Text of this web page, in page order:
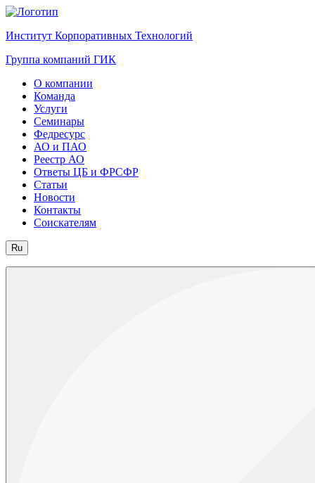
Институт Корпоративных Технологий
Группа компаний ГИК
О компании
Команда
Услуги
Семинары
Федресурс
АО и ПАО
Реестр АО
Ответы ЦБ и ФРСФР
Статьи
Новости
Контакты
Соискателям
Ru